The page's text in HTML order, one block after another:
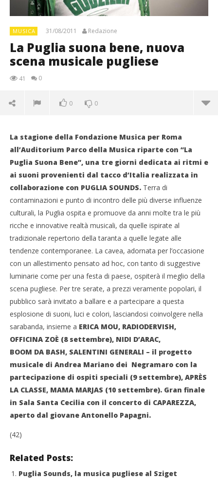
MUSICA 31/08/2011 Redazione
La Puglia suona bene, nuova
scena musicale pugliese
41 0
0 0
NOW VIEWING
La Puglia suona bene, nuova scena musicale
pugliese
31/08/2011
Redazione
La stagione della Fondazione Musica per Roma
all’Auditorium Parco della Musica riparte con “La
Puglia Suona Bene”, una tre giorni dedicata ai ritmi e
ai suoni provenienti dal tacco d’Italia realizzata in
collaborazione con PUGLIA SOUNDS. Terra di
contaminazioni e punto di incontro delle più diverse influenze
culturali, la Puglia ospita e promuove da anni molte tra le più
ricche e innovative realtà musicali, da quelle ispirate al
tradizionale repertorio della taranta a quelle legate alle
tendenze contemporanee. La cavea, adornata per l’occasione
con un allestimento pensato ad hoc, con tanto di suggestive
luminarie come per una festa di paese, ospiterà il meglio della
scena pugliese. Per tre serate, a prezzi veramente popolari, il
pubblico sarà invitato a ballare e a partecipare a questa
esplosione di suoni, luci e colori, lasciandosi coinvolgere nella
sarabanda, insieme a ERICA MOU, RADIODERVISH,
OFFICINA ZOÈ (8 settembre), NIDI D’ARAC,
BOOM DA BASH, SALENTINI GENERALI – il progetto
musicale di Andrea Mariano dei Negramaro con la
partecipazione di ospiti speciali (9 settembre), APRÈS
LA CLASSE, MAMA MARJAS (10 settembre). Gran finale
in Sala Santa Cecilia con il concerto di CAPAREZZA,
aperto dal giovane Antonello Papagni.
(42)
Related Posts:
Puglia Sounds, la musica pugliese al Sziget